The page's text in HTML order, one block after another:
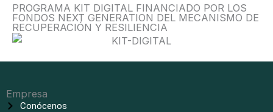
PROGRAMA KIT DIGITAL FINANCIADO POR LOS
FONDOS NEXT GENERATION DEL MECANISMO DE
RECUPERACIÓN Y RESILIENCIA
Empresa
Conócenos